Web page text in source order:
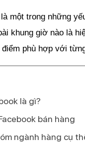
một trong những
khung giờ nào là
phù hợp với
là gì?
bán hàng
ngành hàng cụ